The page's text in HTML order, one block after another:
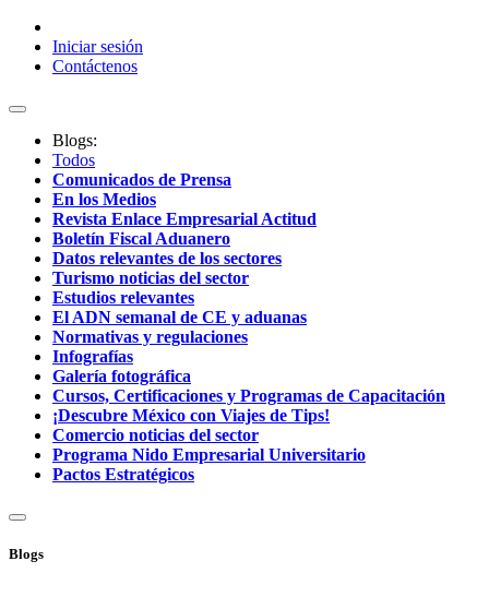
Iniciar sesión
Contáctenos
Blogs:
Todos
Comunicados de Prensa
En los Medios
Revista Enlace Empresarial Actitud
Boletín Fiscal Aduanero
Datos relevantes de los sectores
Turismo noticias del sector
Estudios relevantes
El ADN semanal de CE y aduanas
Normativas y regulaciones
Infografías
Galería fotográfica
Cursos, Certificaciones y Programas de Capacitación
¡Descubre México con Viajes de Tips!
Comercio noticias del sector
Programa Nido Empresarial Universitario
Pactos Estratégicos
Blogs